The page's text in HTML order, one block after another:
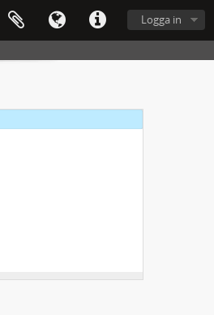
Logga in